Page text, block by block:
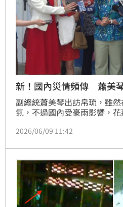
新！國內災情頻傳 蕭美
副總統蕭美琴出訪帛琉，雖
氣，不過國內受豪雨影響，
車被溪水沖走；而這名男子最
豪雨釀災情，就連新竹也發
人來講都是很心痛的。」她
助，也提到全社會韌性這個
希望未來可以跟友
2026/06/09 11:42